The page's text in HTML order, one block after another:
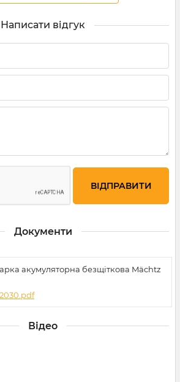
Написати відгук
Документи
акумуляторна безщіткова Mächtz
Відео